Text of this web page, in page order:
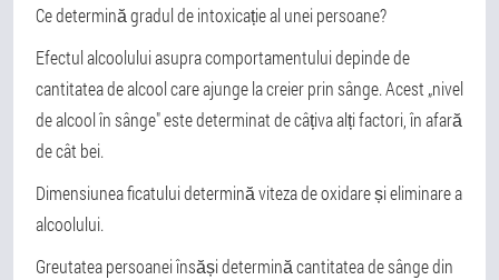
Ce determină gradul de intoxicație al unei persoane?
Efectul alcoolului asupra comportamentului depinde de
cantitatea de alcool care ajunge la creier prin sânge. Acest „nivel
de alcool în sânge" este determinat de câțiva alți factori, în afară
de cât bei.
Dimensiunea ficatului determină viteza de oxidare și eliminare a
alcoolului.
Greutatea persoanei însăși determină cantitatea de sânge din